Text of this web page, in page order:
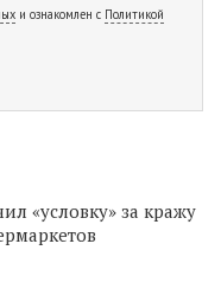
и ознакомлен с Политикой
«условку» за кражу